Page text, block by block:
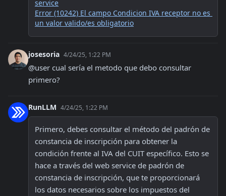
service
Error (10242) El campo Condicion IVA receptor no es
un valor valido/es obligatorio
josesoria 4/24/25, 1:22 PM
@user cual sería el metodo que debo consultar
primero?
RunLLM 4/24/25, 1:22 PM
Primero, debes consultar el método del padrón de
constancia de inscripción para obtener la
condición frente al IVA del CUIT específico. Esto se
hace a través del web service de padrón de
constancia de inscripción, que te proporcionará
los datos necesarios sobre los impuestos del